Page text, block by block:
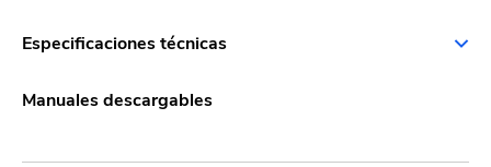
Especificaciones técnicas
Manuales descargables